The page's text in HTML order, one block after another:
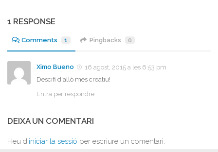
1 RESPONSE
Comments 1 Pingbacks 0
Ximo Bueno
16 agost, 2015 a les 6:53 pm
Descifi d'allò més creatiu!
Entra per respondre
DEIXA UN COMENTARI
Heu d'iniciar la sessió per escriure un comentari.